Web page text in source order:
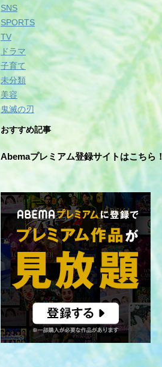
SNS
SPORTS
TV
ドラマ
子育て
未分類
美容
鬼滅の刃
おすすめ記事
Abemaプレミアム登録サイトはこちら！